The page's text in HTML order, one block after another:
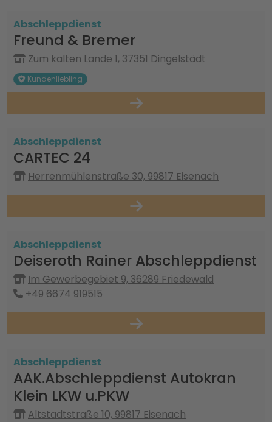
Abschleppdienst
Freund & Bremer
Zum kalten Lande 1, 37351 Dingelstädt
Kundenliebling
Abschleppdienst
CARTEC 24
Herrenmühlenstraße 30, 99817 Eisenach
Abschleppdienst
Deiseroth Rainer Abschleppdienst
Im Gewerbegebiet 9, 36289 Friedewald
+49 6674 919515
Abschleppdienst
AAK.Abschleppdienst Autokran
Klein LKW u.PKW
Altstadtstraße 10, 99817 Eisenach